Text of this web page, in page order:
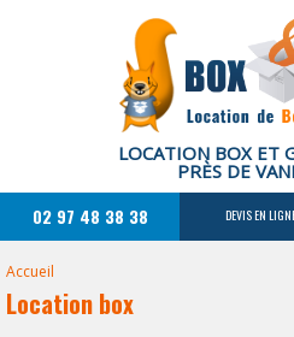
LOCATION BOX ET
PRÈS DE
02 97 48 38 38 DEVIS EN
Accueil
Location box